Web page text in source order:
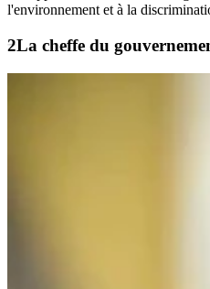
l'environnement et à la
La cheffe du